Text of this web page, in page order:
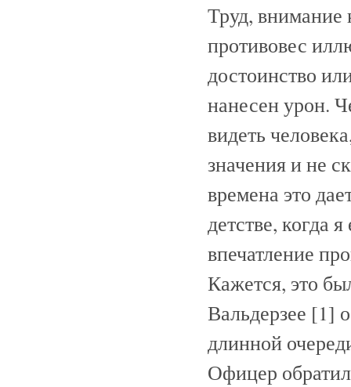
Труд, внимание
противовес
достоинство
нанесен урон.
видеть
значения и не
времена это
детстве, когда
впечатление
Кажется, это
Вальдерзее [1]
длинной
Офицер